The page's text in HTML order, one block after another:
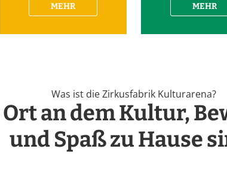
MEHR MEHR
Was ist die Zirkusfabrik Kulturarena?
an dem Kultur,
und Spaß zu Hause